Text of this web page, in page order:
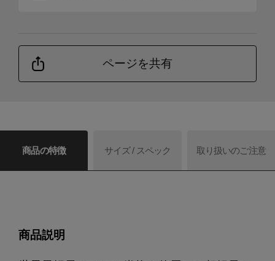
ページを共有
商品の特徴 サイズ / スペック 取り扱いのご注意
商品説明